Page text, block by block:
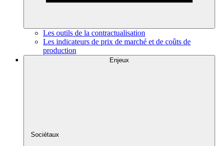
Les outils de la contractualisation
Les indicateurs de prix de marché et de coûts de
production
Enjeux
Sociétaux